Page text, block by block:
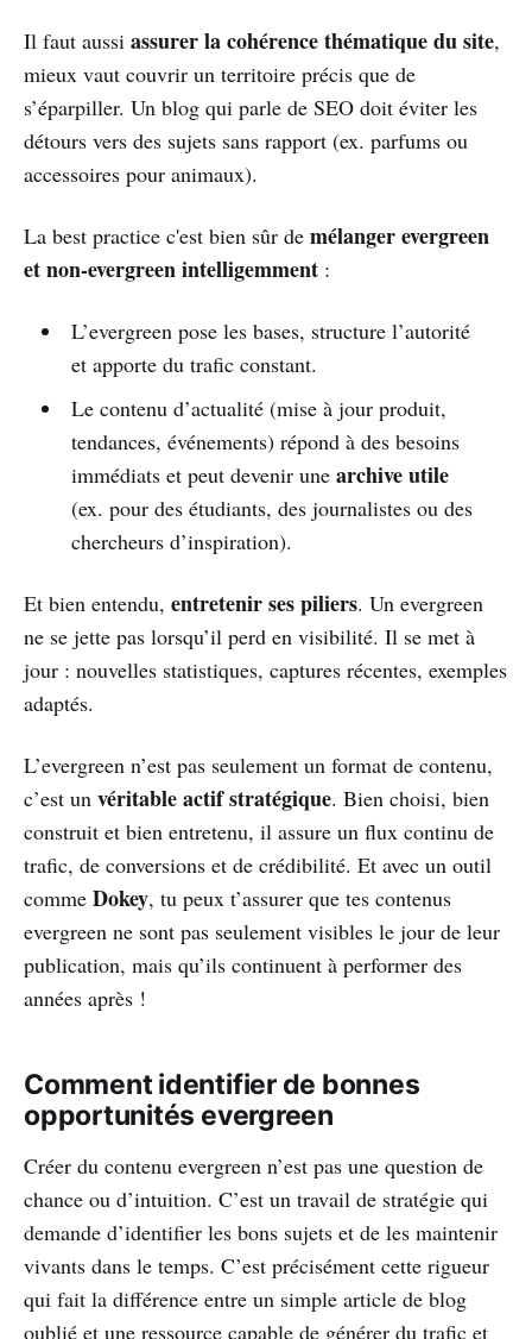
Il faut aussi assurer la cohérence thématique du site,
mieux vaut couvrir un territoire précis que de
s’éparpiller. Un blog qui parle de SEO doit éviter les
détours vers des sujets sans rapport (ex. parfums ou
accessoires pour animaux).
La best practice c'est bien sûr de mélanger evergreen
et non-evergreen intelligemment :
L’evergreen pose les bases, structure l’autorité
et apporte du trafic constant.
Le contenu d’actualité (mise à jour produit,
tendances, événements) répond à des besoins
immédiats et peut devenir une archive utile
(ex. pour des étudiants, des journalistes ou des
chercheurs d’inspiration).
Et bien entendu, entretenir ses piliers. Un evergreen
ne se jette pas lorsqu’il perd en visibilité. Il se met à
jour : nouvelles statistiques, captures récentes, exemples
adaptés.
L’evergreen n’est pas seulement un format de contenu,
c’est un véritable actif stratégique. Bien choisi, bien
construit et bien entretenu, il assure un flux continu de
trafic, de conversions et de crédibilité. Et avec un outil
comme Dokey, tu peux t’assurer que tes contenus
evergreen ne sont pas seulement visibles le jour de leur
publication, mais qu’ils continuent à performer des
années après !
Comment identifier de bonnes
opportunités evergreen
Créer du contenu evergreen n’est pas une question de
chance ou d’intuition. C’est un travail de stratégie qui
demande d’identifier les bons sujets et de les maintenir
vivants dans le temps. C’est précisément cette rigueur
qui fait la différence entre un simple article de blog
oublié et une ressource capable de générer du trafic et